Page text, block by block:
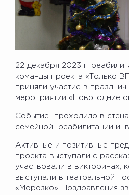
22 декабря 2023 г.
команды проекта «Только
приняли участие в
мероприятии «Новогодние
Событие проходило в
семейной реабилитации
Активные и позитивные
проекта выступали с
участвовали в викторинах,
выступали в театральной
«Морозко». Поздравления